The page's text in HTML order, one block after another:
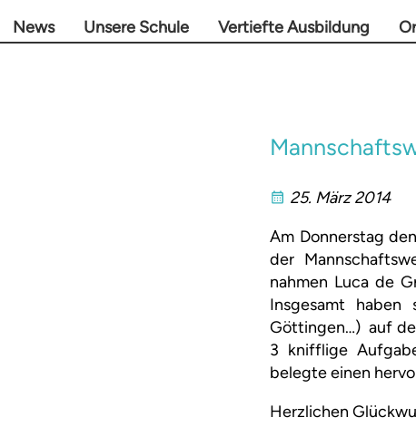
News Unsere Schule Vertiefte Ausbildung
25. März 2014
Am Donnerstag
der
nahmen Luca de
Insgesamt haben
Göttingen…) auf
3 knifflige
belegte einen
Herzlichen